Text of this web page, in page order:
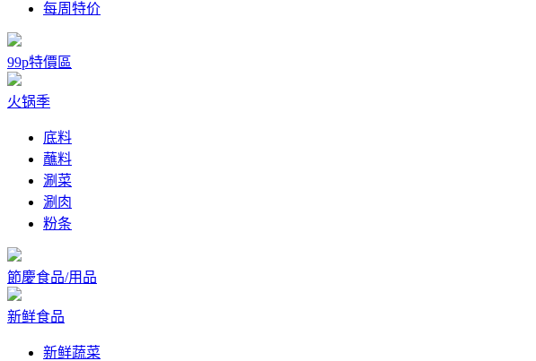
每周特价
99p特價區
火锅季
底料
蘸料
涮菜
涮肉
粉条
節慶食品/用品
新鲜食品
新鲜蔬菜